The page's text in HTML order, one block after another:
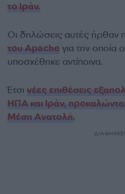
το Ιράν.
Οι δηλώσεις αυτές ήρθαν
του Apache για την οποία
υποσχέθηκε αντίποινα.
Έτσι νέες επιθέσεις
ΗΠΑ και Ιράν,
Μέση Ανατολή.